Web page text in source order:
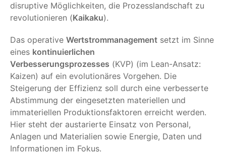
disruptive Möglichkeiten, die Prozesslandschaft zu
revolutionieren (Kaikaku).
Das operative Wertstrommanagement setzt im Sinne
eines kontinuierlichen
Verbesserungsprozesses (KVP) (im Lean-Ansatz:
Kaizen) auf ein evolutionäres Vorgehen. Die
Steigerung der Effizienz soll durch eine verbesserte
Abstimmung der eingesetzten materiellen und
immateriellen Produktionsfaktoren erreicht werden.
Hier steht der austarierte Einsatz von Personal,
Anlagen und Materialien sowie Energie, Daten und
Informationen im Fokus.